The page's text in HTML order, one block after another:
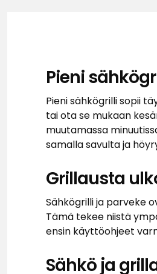
Pieni
Pieni sähkögrilli sopii
tai ota se mukaan
muutamassa
samalla savulta ja
Grillausta
Sähkögrilli ja parveke
Tämä tekee niistä
ensin käyttöohjeet
Sähkö ja